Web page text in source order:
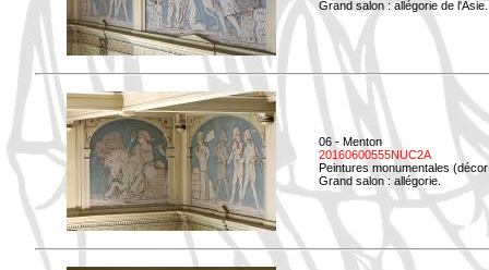
Grand salon : allégorie de l'Asie.
06 - Menton
20160600555NUC2A
Peintures monumentales
Grand salon : allégorie.